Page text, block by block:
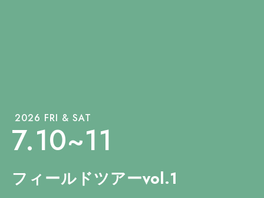
2026 FRI & SAT
7.10~11
フィールドツアーvol.1